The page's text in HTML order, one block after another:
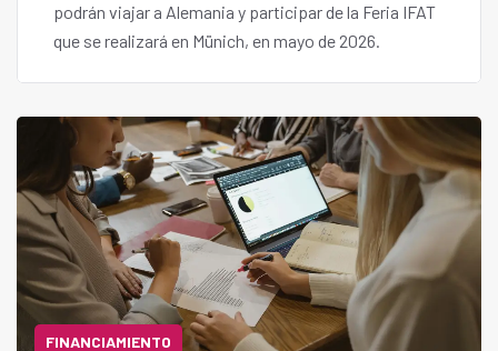
podrán viajar a Alemania y participar de la Feria IFAT
que se realizará en Münich, en mayo de 2026.
FINANCIAMIENTO